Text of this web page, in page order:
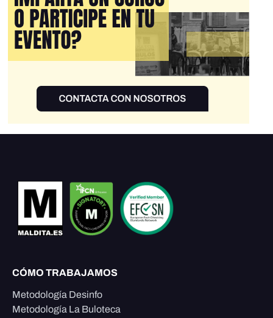
CÓMO TRABAJAMOS
Metodología Desinfo
Metodología La Buloteca